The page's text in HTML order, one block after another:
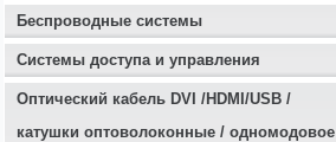
Беспроводные системы
Системы доступа и управления
Оптичеcкий кабель DVI /HDMI/USB /
катушки оптоволоконные / одномодовое